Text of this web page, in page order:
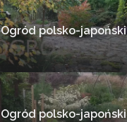
Ogród polsko-japoński
Ogród polsko-japoński